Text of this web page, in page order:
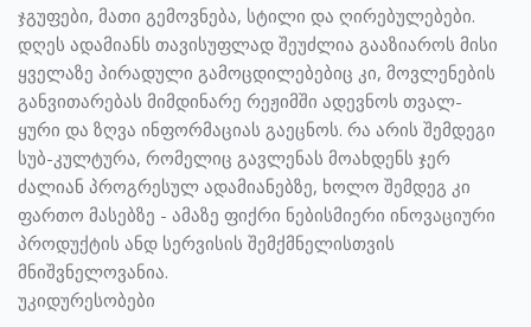
ჯგუფები, მათი გემოვნება, სტილი და ღირებულებები.
დღეს ადამიანს თავისუფლად შეუძლია გააზიაროს მისი
ყველაზე პირადული გამოცდილებებიც კი, მოვლენების
განვითარებას მიმდინარე რეჟიმში ადევნოს თვალ-
ყური და ზღვა ინფორმაციას გაეცნოს. რა არის შემდეგი
სუბ-კულტურა, რომელიც გავლენას მოახდენს ჯერ
ძალიან პროგრესულ ადამიანებზე, ხოლო შემდეგ კი
ფართო მასებზე - ამაზე ფიქრი ნებისმიერი ინოვაციური
პროდუქტის ანდ სერვისის შემქმნელისთვის
მნიშვნელოვანია.
უკიდურესობები